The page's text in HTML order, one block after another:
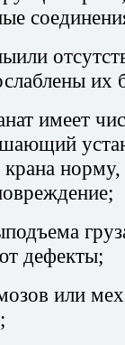
их
имеет
крана
дефекты;
или